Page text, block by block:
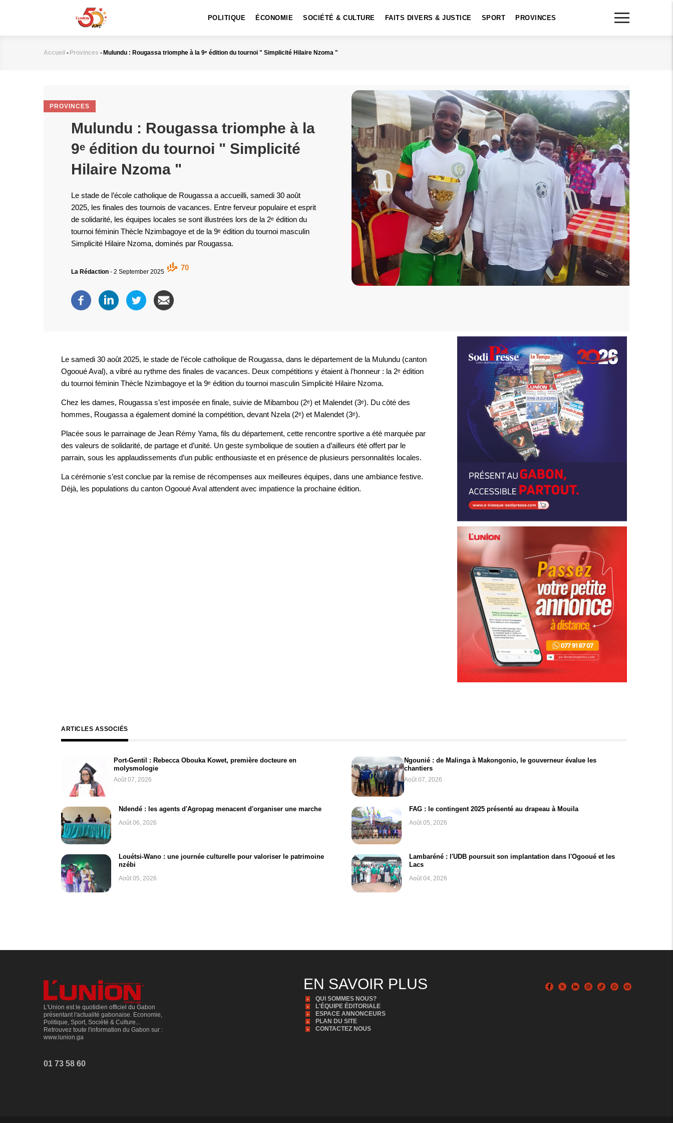
POLITIQUE ÉCONOMIE SOCIÉTÉ & CULTURE FAITS DIVERS & JUSTICE SPORT PROVINCES
Fil
Accueil - Provinces - Mulundu : Rougassa triomphe à la 9ᵉ édition du tournoi " Simplicité Hilaire Nzoma "
PROVINCES
Mulundu : Rougassa triomphe à la
9ᵉ édition du tournoi " Simplicité
Hilaire Nzoma "
Le stade de l’école catholique de Rougassa a accueilli, samedi 30 août
2025, les finales des tournois de vacances. Entre ferveur populaire et esprit
de solidarité, les équipes locales se sont illustrées lors de la 2ᵉ édition du
tournoi féminin Thècle Nzimbagoye et de la 9ᵉ édition du tournoi masculin
Simplicité Hilaire Nzoma, dominés par Rougassa.
La Rédaction - 2 September 2025
70
Le samedi 30 août 2025, le stade de l’école catholique de Rougassa, dans le département de la Mulundu (canton
Ogooué Aval), a vibré au rythme des finales de vacances. Deux compétitions y étaient à l’honneur : la 2ᵉ édition
du tournoi féminin Thècle Nzimbagoye et la 9ᵉ édition du tournoi masculin Simplicité Hilaire Nzoma.
Chez les dames, Rougassa s’est imposée en finale, suivie de Mibambou (2ᵉ) et Malendet (3ᵉ). Du côté des
hommes, Rougassa a également dominé la compétition, devant Nzela (2ᵉ) et Malendet (3ᵉ).
Placée sous le parrainage de Jean Rémy Yama, fils du département, cette rencontre sportive a été marquée par
des valeurs de solidarité, de partage et d’unité. Un geste symbolique de soutien a d’ailleurs été offert par le
parrain, sous les applaudissements d’un public enthousiaste et en présence de plusieurs personnalités locales.
La cérémonie s’est conclue par la remise de récompenses aux meilleures équipes, dans une ambiance festive.
Déjà, les populations du canton Ogooué Aval attendent avec impatience la prochaine édition.
ARTICLES ASSOCIÉS
Port-Gentil : Rebecca Obouka Kowet, première docteure en
molysmologie
Août 07, 2026
Ngounié : de Malinga à Makongonio, le gouverneur évalue les
chantiers
Août 07, 2026
Ndendé : les agents d'Agropag menacent d'organiser une marche
Août 06, 2026
FAG : le contingent 2025 présenté au drapeau à Mouila
Août 05, 2026
Louétsi-Wano : une journée culturelle pour valoriser le patrimoine
nzébi
Août 05, 2026
Lambaréné : l'UDB poursuit son implantation dans l'Ogooué et les
Lacs
Août 04, 2026
L'Union est le quotidien officiel du Gabon
présentant l'actualité gabonaise. Economie,
Politique, Sport, Société & Culture...
Retrouvez toute l'information du Gabon sur :
www.lunion.ga
01 73 58 60
EN SAVOIR PLUS
QUI SOMMES NOUS?
L'ÉQUIPE ÉDITORIALE
ESPACE ANNONCEURS
PLAN DU SITE
CONTACTEZ NOUS